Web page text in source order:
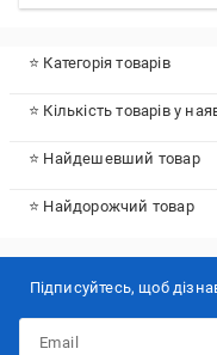
⭐ Категорія товарів
⭐ Кількість товарів у
⭐ Найдешевший товар
⭐ Найдорожчий товар
Підписуйтесь, щоб